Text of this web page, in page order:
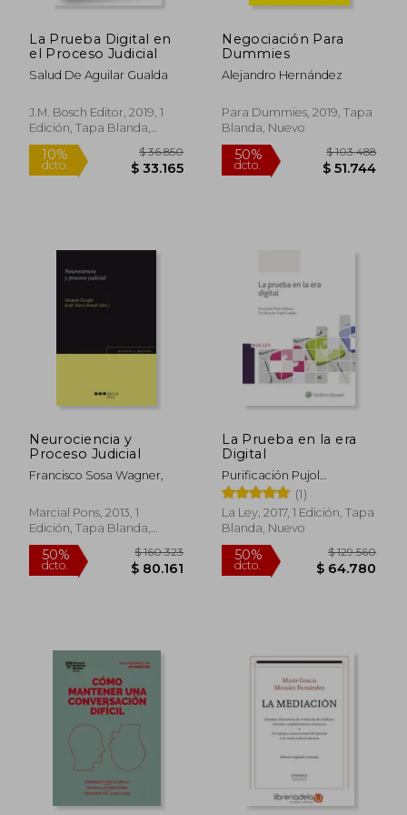
10% 40%
50%
dcto.
50%
dcto.
La Prueba Digital en
el Proceso Judicial
Salud De Aguilar Gualda
J.M. Bosch Editor, 2019, 1
Edición, Tapa Blanda,
Nuevo
Negociación Para
Dummies
Alejandro Hernández
Para Dummies, 2019, Tapa
Blanda, Nuevo
Neurociencia y
Proceso Judicial
Francisco Sosa Wagner,
Marcial Pons, 2013, 1
Edición, Tapa Blanda,
Nuevo
La Prueba en la era
Digital
Purificación Pujol
Capilla,Fernando Pinto
Palacios
(1)
La Ley, 2017, 1 Edición, Tapa
Blanda, Nuevo